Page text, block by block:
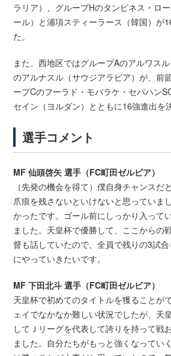
ラリア）、グループHのタンピネス・ロ
ール）と浦項スティーラース（韓国）が
た。
また、西地区ではグループAのアルワス
のアルナスル（サウジアラビア）が、前
ープCのフーラド・モバラケ・セパハン
セイン（ヨルダン）とともに16強進出を
選手コメント
MF 仙頭啓矢 選手（FC町田ゼルビア）
（先発の機会を得て）僕自身チャンスだ
爪痕を残さないといけないと思っていま
かったです。ゴール前にしっかり入って
ました。天皇杯で優勝して、ここからの
督も話していたので、全員で残りの3試
にやっていきたいです。
MF 下田北斗 選手（FC町田ゼルビア）
天皇杯で初めてのタイトルを獲ることが
ェイでなかなか難しい状況でしたが、天
してＪリーグを代表して誇りを持って戦
ました。自分たちがもっと強くなってい